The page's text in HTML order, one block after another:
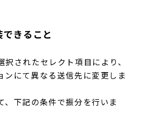
きること
択されたセレクト項目により、
ンにて異なる送信先に変更しま
、下記の条件で振分を行いま